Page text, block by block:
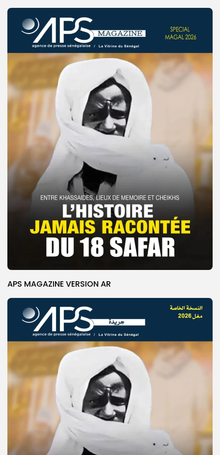
APS MAGAZINE VERSION AR